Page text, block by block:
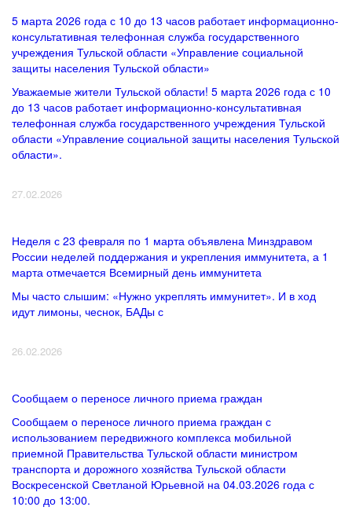
5 марта 2026 года с 10 до 13 часов работает информационно-
консультативная телефонная служба государственного
учреждения Тульской области «Управление социальной
защиты населения Тульской области»
Уважаемые жители Тульской области! 5 марта 2026 года с 10
до 13 часов работает информационно-консультативная
телефонная служба государственного учреждения Тульской
области «Управление социальной защиты населения Тульской
области».
27.02.2026
Неделя с 23 февраля по 1 марта объявлена Минздравом
России неделей поддержания и укрепления иммунитета, а 1
марта отмечается Всемирный день иммунитета
Мы часто слышим: «Нужно укреплять иммунитет». И в ход
идут лимоны, чеснок, БАДы с
26.02.2026
Сообщаем о переносе личного приема граждан
Сообщаем о переносе личного приема граждан с
использованием передвижного комплекса мобильной
приемной Правительства Тульской области министром
транспорта и дорожного хозяйства Тульской области
Воскресенской Светланой Юрьевной на 04.03.2026 года с
10:00 до 13:00.